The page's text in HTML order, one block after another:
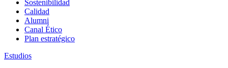
Sostenibilidad
Calidad
Alumni
Canal Ético
Plan estratégico
Estudios